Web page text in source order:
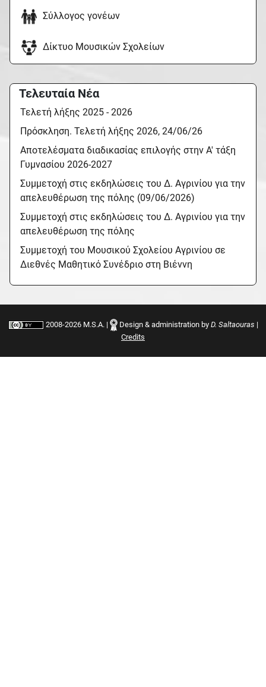
Τελευταία Νέα
Τελετή λήξης 2025 - 2026
Πρόσκληση. Τελετή λήξης 2026, 24/06/26
Αποτελέσματα διαδικασίας επιλογής στην Α' τάξη
Γυμνασίου 2026-2027
Συμμετοχή στις εκδηλώσεις του Δ. Αγρινίου για την
απελευθέρωση της πόλης (09/06/2026)
Συμμετοχή στις εκδηλώσεις του Δ. Αγρινίου για την
απελευθέρωση της πόλης
Συμμετοχή του Μουσικού Σχολείου Αγρινίου σε
Διεθνές Μαθητικό Συνέδριο στη Βιέννη
Σύλλογος γονέων
Δίκτυο Μουσικών Σχολείων
2008-2026 M.S.A. | Design & administration by D. Saltaouras |
Credits